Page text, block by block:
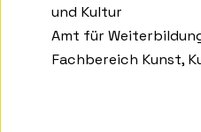
und Kultur
Amt für
Fachbereich Kunst,